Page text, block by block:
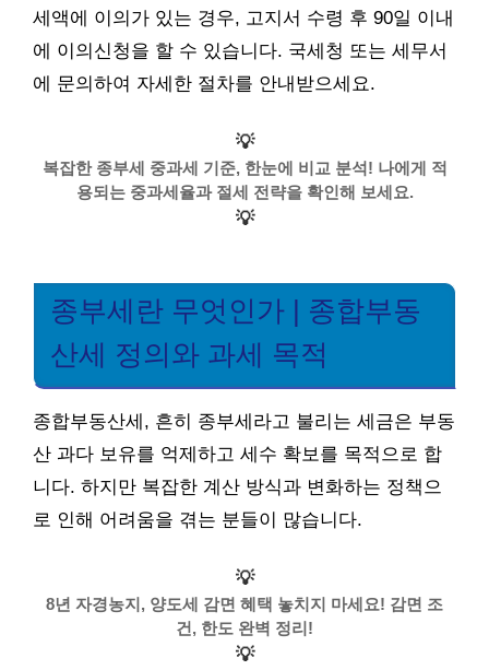
세액에 이의가 있는 경우, 고지서 수령 후 90일 이내
에 이의신청을 할 수 있습니다. 국세청 또는 세무서
에 문의하여 자세한 절차를 안내받으세요.
💡
복잡한 종부세 중과세 기준, 한눈에 비교 분석! 나에게 적
용되는 중과세율과 절세 전략을 확인해 보세요.
💡
종부세란 무엇인가 | 종합부동
산세 정의와 과세 목적
종합부동산세, 흔히 종부세라고 불리는 세금은 부동
산 과다 보유를 억제하고 세수 확보를 목적으로 합
니다. 하지만 복잡한 계산 방식과 변화하는 정책으
로 인해 어려움을 겪는 분들이 많습니다.
💡
8년 자경농지, 양도세 감면 혜택 놓치지 마세요! 감면 조
건, 한도 완벽 정리!
💡